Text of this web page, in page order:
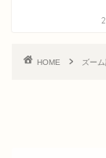
HOME ズー